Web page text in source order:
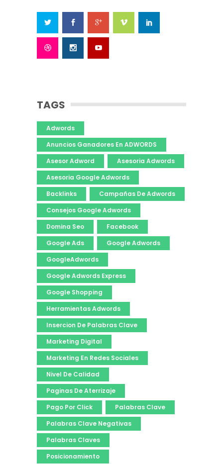
TAGS
Adwords
Anuncios Ganadores En ADWORDS
Asesor Adword
Asesoria Adwords
Asesoria Google Adwords
Backlinks
Campañas De Adwords
Consejos Google Adwords
Domina Seo
Facebook
Google Ads
Google Adwords
GoogleAdwords
Google Adwords Express
Google Shopping
Herramientas Adwords
Insercion De Palabras Clave
Marketing Digital
Marketing En Redes Sociales
Nivel De Calidad
Paginas De Aterrizaje
Pago Por Click
Palabras Clave
Palabras Clave Negativas
Palabras Claves
Posicionamiento